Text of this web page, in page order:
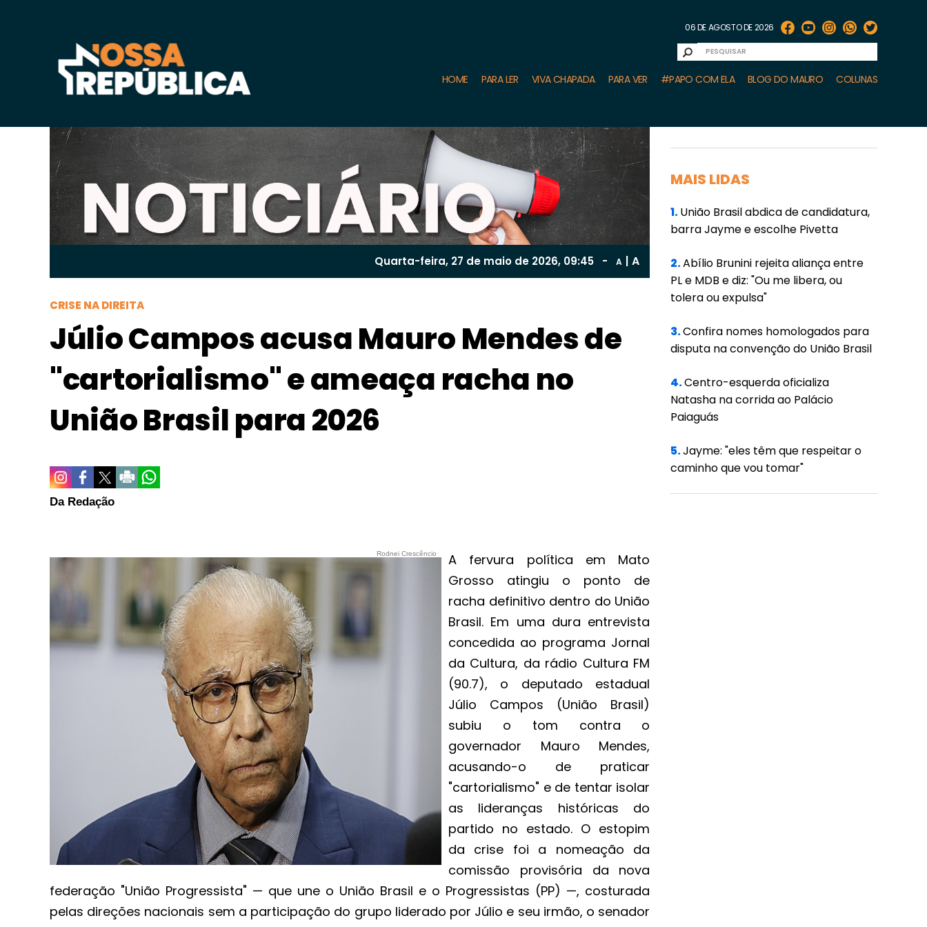
06 DE AGOSTO DE 2026
HOME PARA LER VIVA CHAPADA PARA VER #PAPO COM ELA BLOG DO MAURO COLUNAS
Quarta-feira, 27 de maio de 2026, 09:45 - A A
CRISE NA DIREITA
Júlio Campos acusa Mauro Mendes de
"cartorialismo" e ameaça racha no
União Brasil para 2026
Da Redação
Rodnei Crescêncio
A fervura política em Mato
Grosso atingiu o ponto de
racha definitivo dentro do União
Brasil. Em uma dura entrevista
concedida ao programa Jornal
da Cultura, da rádio Cultura FM
(90.7), o deputado estadual
Júlio Campos (União Brasil)
subiu o tom contra o
governador Mauro Mendes,
acusando-o de praticar
"cartorialismo" e de tentar isolar
as lideranças históricas do
partido no estado. O estopim
da crise foi a nomeação da
comissão provisória da nova
federação "União Progressista" — que une o União Brasil e o Progressistas (PP) —, costurada
pelas direções nacionais sem a participação do grupo liderado por Júlio e seu irmão, o senador
MAIS LIDAS
1.União Brasil abdica de candidatura,
barra Jayme e escolhe Pivetta
2.Abílio Brunini rejeita aliança entre
PL e MDB e diz: "Ou me libera, ou
tolera ou expulsa"
3.Confira nomes homologados para
disputa na convenção do União Brasil
4.Centro-esquerda oficializa
Natasha na corrida ao Palácio
Paiaguás
5.Jayme: "eles têm que respeitar o
caminho que vou tomar"